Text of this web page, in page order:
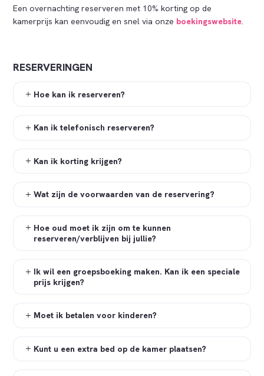
Een overnachting reserveren met 10% korting op de
kamerprijs kan eenvoudig en snel via onze boekingswebsite.
RESERVERINGEN
Hoe kan ik reserveren?
Kan ik telefonisch reserveren?
Kan ik korting krijgen?
Wat zijn de voorwaarden van de reservering?
Hoe oud moet ik zijn om te kunnen
reserveren/verblijven bij jullie?
Ik wil een groepsboeking maken. Kan ik een speciale
prijs krijgen?
Moet ik betalen voor kinderen?
Kunt u een extra bed op de kamer plaatsen?